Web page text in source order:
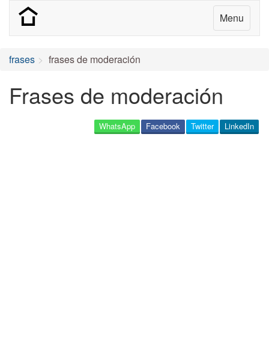
Menu
frases frases de moderación
Frases de moderación
LinkedIn
Twitter
Facebook
WhatsApp